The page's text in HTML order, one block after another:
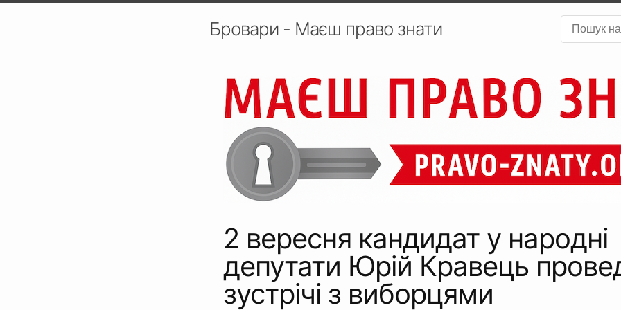
Бровари - Маєш право знати
2 вересня кандидат у народні
депутати Юрій Кравець
зустрічі з виборцями